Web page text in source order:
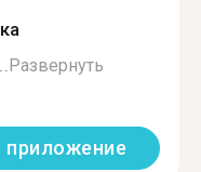
Развернуть
приложение